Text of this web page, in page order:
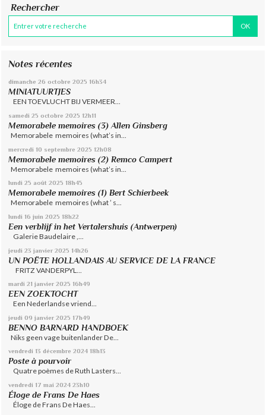
Rechercher
Notes récentes
dimanche 26 octobre 2025 16h34
MINIATUURTJES
EEN TOEVLUCHT BIJ VERMEER...
samedi 25 octobre 2025 12h11
Memorabele memoires (3) Allen Ginsberg
Memorabele memoires (what’s in...
mercredi 10 septembre 2025 12h08
Memorabele memoires (2) Remco Campert
Memorabele memoires (what’s in...
lundi 25 août 2025 18h45
Memorabele memoires (1) Bert Schierbeek
Memorabele memoires (what ’ s...
lundi 16 juin 2025 18h22
Een verblijf in het Vertalershuis (Antwerpen)
Galerie Baudelaire ,...
jeudi 23 janvier 2025 14h26
UN POËTE HOLLANDAIS AU SERVICE DE LA FRANCE
FRITZ VANDERPYL...
mardi 21 janvier 2025 16h49
EEN ZOEKTOCHT
Een Nederlandse vriend...
jeudi 09 janvier 2025 17h49
BENNO BARNARD HANDBOEK
Niks geen vage buitenlander De...
vendredi 13 décembre 2024 18h13
Poste à pourvoir
Quatre poèmes de Ruth Lasters...
vendredi 17 mai 2024 23h10
Éloge de Frans De Haes
Éloge de Frans De Haes...